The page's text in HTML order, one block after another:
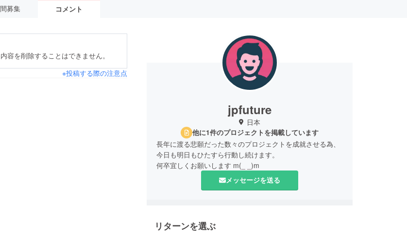
募集 コメント
容を削除することはできません。
※投稿する際の注意点
jpfuture
日本
他に1件のプロジェクトを掲載しています
長年に渡る悲願だった数々のプロジェクトを成就させる為、
今日も明日もひたすら行動し続けます。
何卒宜しくお願いします m(_ _)m
メッセージを送る
リターンを選ぶ